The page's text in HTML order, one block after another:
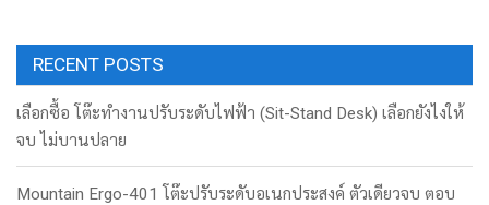
RECENT POSTS
เลือกซื้อ โต๊ะทำงานปรับระดับไฟฟ้า (Sit-Stand Desk) เลือกยังไงให้
จบ ไม่บานปลาย
Mountain Ergo-401 โต๊ะปรับระดับอเนกประสงค์ ตัวเดียวจบ ตอบ